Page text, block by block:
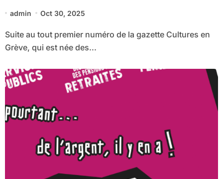
admin Oct 30, 2025
Suite au tout premier numéro de la gazette Cultures en
Grève, qui est née des...